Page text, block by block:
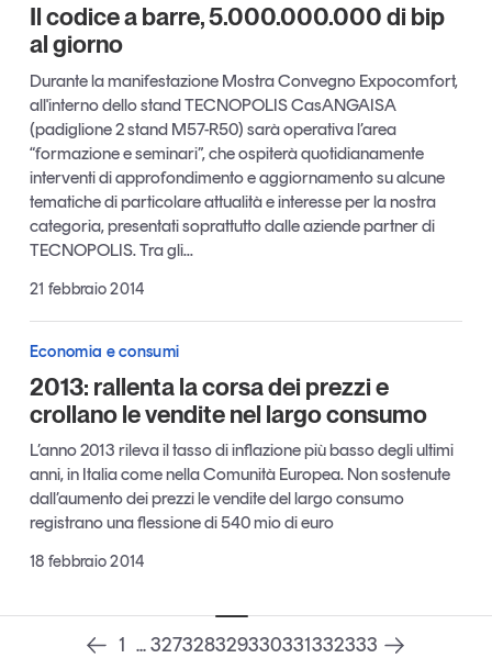
Un anno di
Tendenze2026
Leggi il magazine
Tendenze è il magazine di GS1 Italy che racconta in
modo indipendente il cambiamento e le sfide del largo
consumo e dell’economia a professionisti e
consumatori
GS1 Italy
Il codice a barre, 5.000.000.000 di bip
al giorno
Durante la manifestazione Mostra Convegno Expocomfort,
all'interno dello stand TECNOPOLIS CasANGAISA
(padiglione 2 stand M57-R50) sarà operativa l’area
“formazione e seminari”, che ospiterà quotidianamente
interventi di approfondimento e aggiornamento su alcune
tematiche di particolare attualità e interesse per la nostra
categoria, presentati soprattutto dalle aziende partner di
TECNOPOLIS. Tra gli...
21 febbraio 2014
Economia e consumi
2013: rallenta la corsa dei prezzi e
crollano le vendite nel largo consumo
L’anno 2013 rileva il tasso di inflazione più basso degli ultimi
anni, in Italia come nella Comunità Europea. Non sostenute
dall’aumento dei prezzi le vendite del largo consumo
registrano una flessione di 540 mio di euro
18 febbraio 2014
1 ... 327328329330331332333